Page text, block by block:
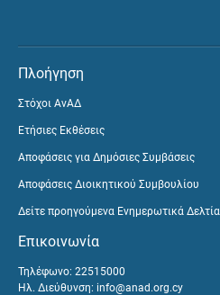
Πλοήγηση
Στόχοι ΑνΑΔ
Ετήσιες Εκθέσεις
Αποφάσεις για Δημόσιες Συμβάσεις
Αποφάσεις Διοικητικού Συμβουλίου
Δείτε προηγούμενα Ενημερωτικά Δελτία
Επικοινωνία
Τηλέφωνο: 22515000
Ηλ. Διεύθυνση: info@anad.org.cy